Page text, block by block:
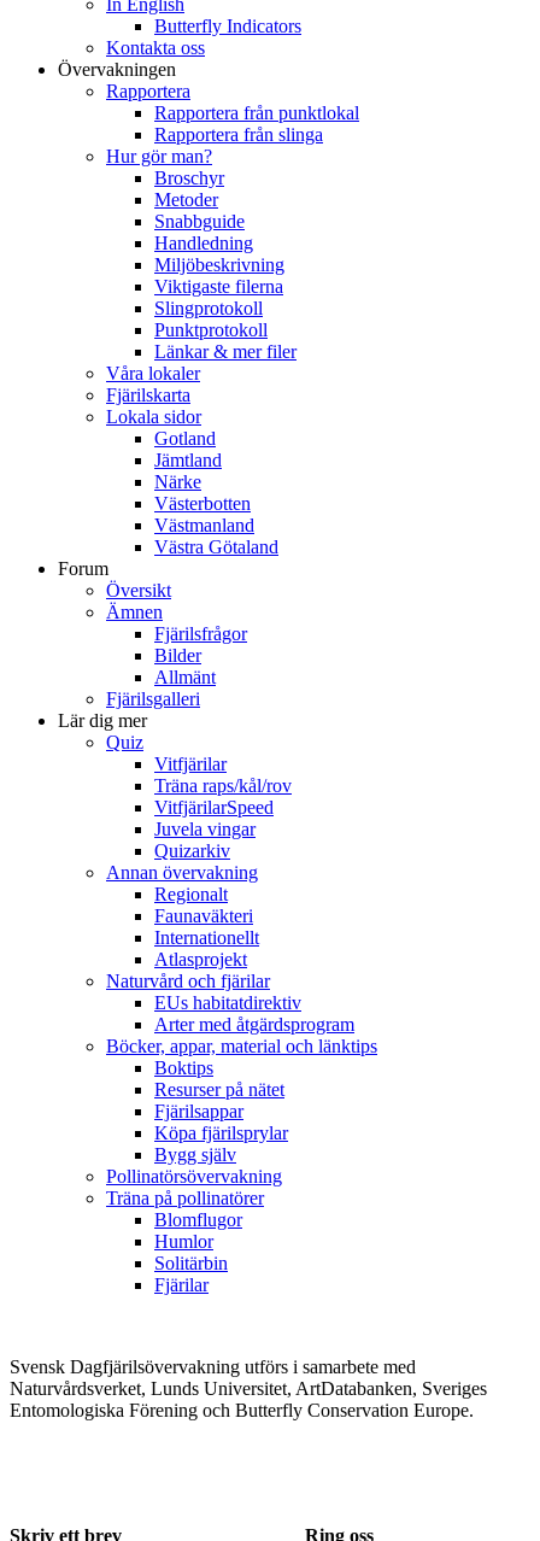
Butterfly Indicators
Kontakta oss
Övervakningen
Rapportera
Rapportera från punktlokal
Rapportera från slinga
Hur gör man?
Broschyr
Metoder
Snabbguide
Handledning
Miljöbeskrivning
Viktigaste filerna
Slingprotokoll
Punktprotokoll
Länkar & mer filer
Våra lokaler
Fjärilskarta
Lokala sidor
Gotland
Jämtland
Närke
Västerbotten
Västmanland
Västra Götaland
Forum
Översikt
Ämnen
Fjärilsfrågor
Bilder
Allmänt
Fjärilsgalleri
Lär dig mer
Quiz
Vitfjärilar
Träna raps/kål/rov
VitfjärilarSpeed
Juvela vingar
Quizarkiv
Annan övervakning
Regionalt
Faunaväkteri
Internationellt
Atlasprojekt
Naturvård och fjärilar
EUs habitatdirektiv
Arter med åtgärdsprogram
Böcker, appar, material och länktips
Boktips
Resurser på nätet
Fjärilsappar
Köpa fjärilsprylar
Bygg själv
Pollinatörsövervakning
Träna på pollinatörer
Blomflugor
Humlor
Solitärbin
Fjärilar
Svensk Dagfjärilsövervakning utförs i samarbete med
Naturvårdsverket, Lunds Universitet, ArtDatabanken, Sveriges
Entomologiska Förening och Butterfly Conservation Europe.
Skriv ett brev Ring oss